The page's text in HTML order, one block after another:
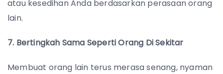
atau kesedihan Anda berdasarkan perasaan orang
lain.
7. Bertingkah Sama Seperti Orang Di Sekitar
Membuat orang lain terus merasa senang, nyaman